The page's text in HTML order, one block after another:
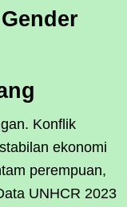
Konflik
ekonomi
perempuan,
UNHCR 2023